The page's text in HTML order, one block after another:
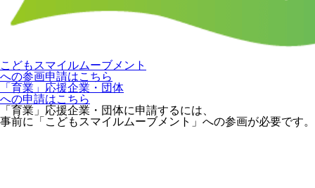
こどもスマイルムーブメント
への参画申請はこちら
「育業」応援企業・団体
への申請はこちら
「育業」応援企業・団体に申請するには、
事前に「こどもスマイルムーブメント」への参画が必要です。